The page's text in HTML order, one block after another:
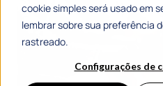
cookie simples será usado em
lembrar sobre sua preferência
rastreado.
Configurações de